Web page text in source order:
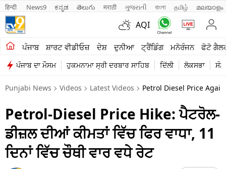
हिन्दी News9 ಕನ್ನಡ తెలుగు मराठी ગુજરાતી বাংলা தமிழ் മലയാളം
AQI
ਪੰਜਾਬ ਸ਼ਾਰਟ ਵੀਡੀਓਜ਼ ਦੇਸ਼ ਦੁਨੀਆ ਟ੍ਰੈਂਡਿੰਗ ਮਨੋਰੰਜਨ ਫੋਟੋ
ਪੰਜਾਬ ਦਾ ਮੌਸਮ ਹੁਕਮਨਾਮਾ ਸ੍ਰੀ ਦਰਬਾਰ ਸਾਹਿਬ ਦਿੱਲੀ ਲੋਕਸਭਾ
ਖੇਤੀਬਾੜੀ
ਸ਼ਾਰਟ ਵੀਡੀਓਜ਼
ਕਾਰੋਬਾਰ
ਕਰਿਅਰ
ਮਨੋਰੰਜਨ
ਦੇਸ਼
Punjabi News Videos Latest Videos Petrol Diesel Price
Petrol-Diesel Price Hike: ਪੈਟਰੋਲ-
ਡੀਜ਼ਲ ਦੀਆਂ ਕੀਮਤਾਂ ਵਿੱਚ ਫਿਰ ਵਾਧਾ, 11
ਦਿਨਾਂ ਵਿੱਚ ਚੌਥੀ ਵਾਰ ਵਧੇ ਰੇਟ